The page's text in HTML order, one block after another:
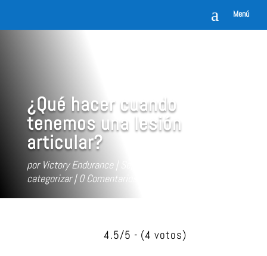
a Menú
¿Qué hacer cuando
tenemos una lesión
articular?
por Victory Endurance
categorizar
0 Comentarios
4.5/5 - (4 votos)